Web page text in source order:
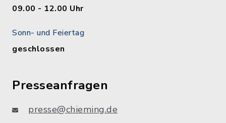
09.00 - 12.00 Uhr
Sonn- und Feiertag
geschlossen
Presseanfragen
presse@chieming.de